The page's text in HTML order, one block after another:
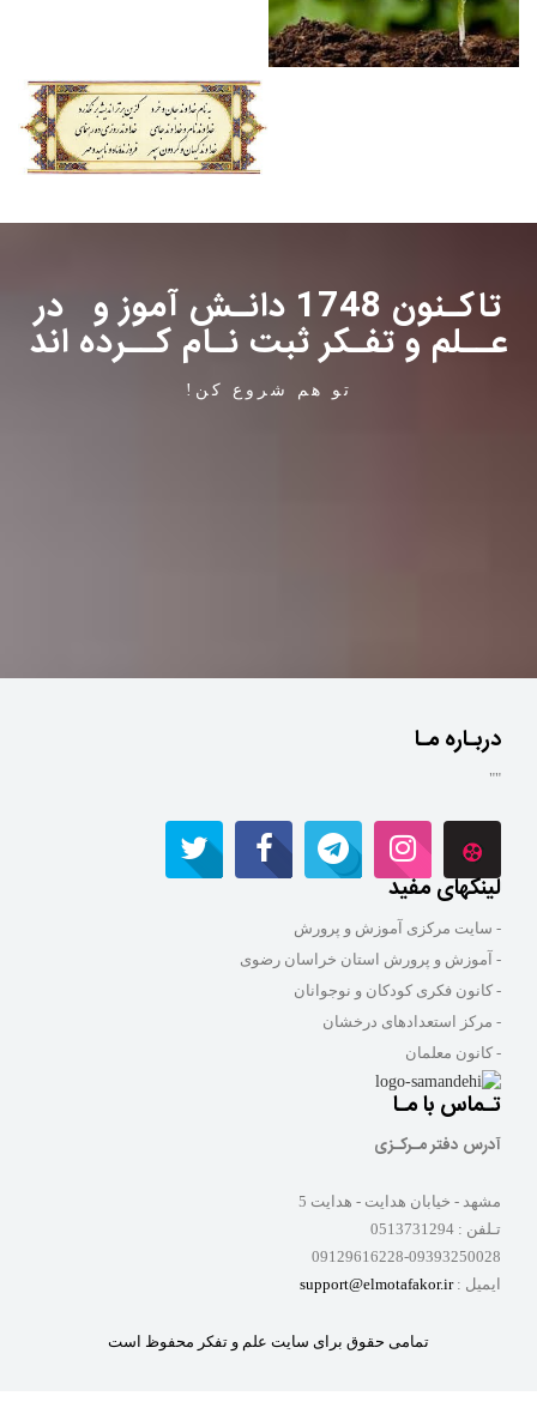
تاکـنون 1748 دانـش آموز و در
عــلم و تفـکر ثبت نـام کــرده اند
تو هم شروع کن!
دربـاره مـا
""
لینکهای مفید
- سایت مرکزی آموزش و پرورش
- آموزش و پرورش استان خراسان رضوی
- کانون فکری کودکان و نوجوانان
- مرکز استعدادهای درخشان
- کانون معلمان
تـماس با مـا
آدرس دفتر مـرکـزی
مشهد - خیابان هدایت - هدایت 5
تـلفن : 0513731294
09129616228-09393250028
ایمیل :support@elmotafakor.ir
تمامی حقوق برای سایت علم و تفکر محفوظ است